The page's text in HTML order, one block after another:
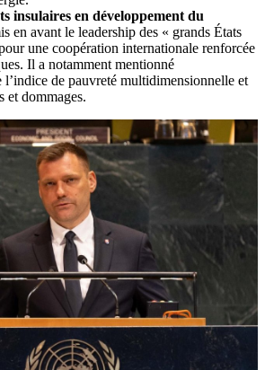
insulaires en développement du
en avant le leadership des « grands États
une coopération internationale renforcée
Il a notamment mentionné
l’indice de pauvreté multidimensionnelle et
et dommages.